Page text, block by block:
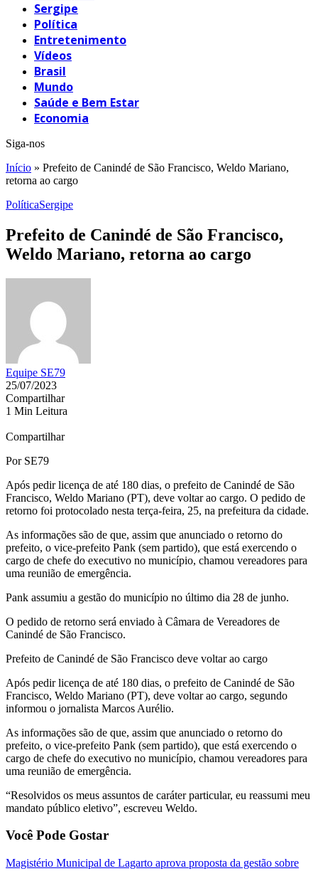
Sergipe
Política
Entretenimento
Vídeos
Brasil
Mundo
Saúde e Bem Estar
Economia
Siga-nos
Início » Prefeito de Canindé de São Francisco, Weldo Mariano,
retorna ao cargo
PolíticaSergipe
Prefeito de Canindé de São Francisco,
Weldo Mariano, retorna ao cargo
Equipe SE79
25/07/2023
Compartilhar
1 Min Leitura
Compartilhar
Por SE79
Após pedir licença de até 180 dias, o prefeito de Canindé de São
Francisco, Weldo Mariano (PT), deve voltar ao cargo. O pedido de
retorno foi protocolado nesta terça-feira, 25, na prefeitura da cidade.
As informações são de que, assim que anunciado o retorno do
prefeito, o vice-prefeito Pank (sem partido), que está exercendo o
cargo de chefe do executivo no município, chamou vereadores para
uma reunião de emergência.
Pank assumiu a gestão do município no último dia 28 de junho.
O pedido de retorno será enviado à Câmara de Vereadores de
Canindé de São Francisco.
Prefeito de Canindé de São Francisco deve voltar ao cargo
Após pedir licença de até 180 dias, o prefeito de Canindé de São
Francisco, Weldo Mariano (PT), deve voltar ao cargo, segundo
informou o jornalista Marcos Aurélio.
As informações são de que, assim que anunciado o retorno do
prefeito, o vice-prefeito Pank (sem partido), que está exercendo o
cargo de chefe do executivo no município, chamou vereadores para
uma reunião de emergência.
“Resolvidos os meus assuntos de caráter particular, eu reassumi meu
mandato público eletivo”, escreveu Weldo.
Você Pode Gostar
Magistério Municipal de Lagarto aprova proposta da gestão sobre